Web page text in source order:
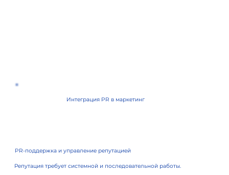
PR-поддержка и управление репутацией
Репутация требует системной и последовательной работы.
Интеграция PR в маркетинг